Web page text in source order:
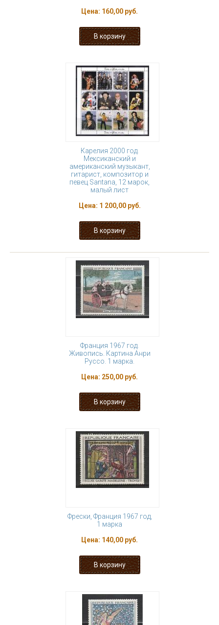
Цена: 160,00 руб.
Карелия 2000 год.
Мексиканский и
американский музыкант,
гитарист, композитор и
певец Santana, 12 марок,
малый лист
Цена: 1 200,00 руб.
Франция 1967 год.
Живопись. Картина Анри
Руссо. 1 марка.
Цена: 250,00 руб.
Фрески, Франция 1967 год,
1 марка
Цена: 140,00 руб.